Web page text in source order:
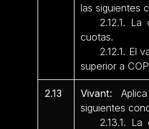
las siguientes
2.12.1. La
cuotas.
2.12.1. El
superior a
2.13 Vivant:
siguientes
2.13.1. La